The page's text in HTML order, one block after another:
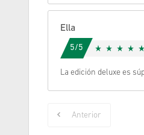
Ella
5/5
La edición deluxe es
Anterior